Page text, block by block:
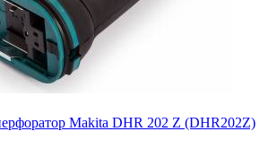
Makita DHR 202 Z (DHR202Z)